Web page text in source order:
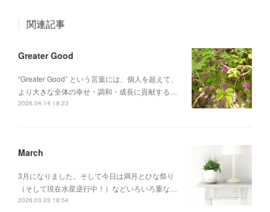
関連記事
Greater Good
“Greater Good” という言葉には、個人を超えて、
より大きな全体の幸せ・調和・成長に貢献する…
2026.04.14 18:23
March
3月になりました。そして今日は満月とひな祭り
（そして現在水星逆行中！）などいろいろ重な…
2026.03.03 18:54